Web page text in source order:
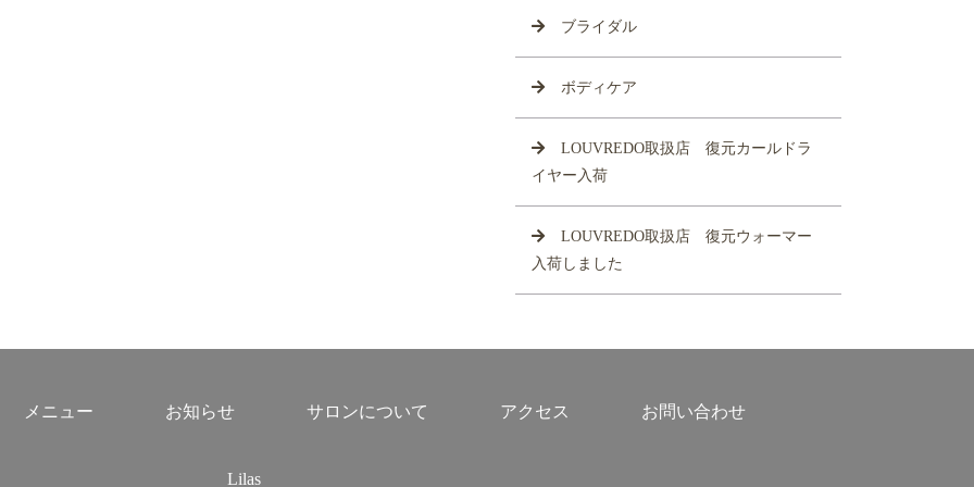
ブライダル
ボディケア
LOUVREDO取扱店 復元カールドラ
イヤー入荷
LOUVREDO取扱店 復元ウォーマー
入荷しました
メニュー お知らせ サロンについて アクセス お問い合わせ
Lilas